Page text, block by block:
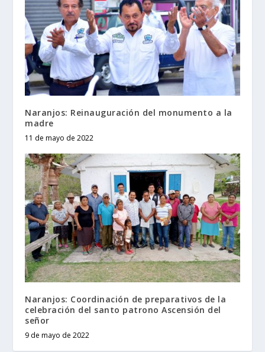
Naranjos: Reinauguración del monumento a la
madre
11 de mayo de 2022
Naranjos: Coordinación de preparativos de la
celebración del santo patrono Ascensión del
señor
9 de mayo de 2022